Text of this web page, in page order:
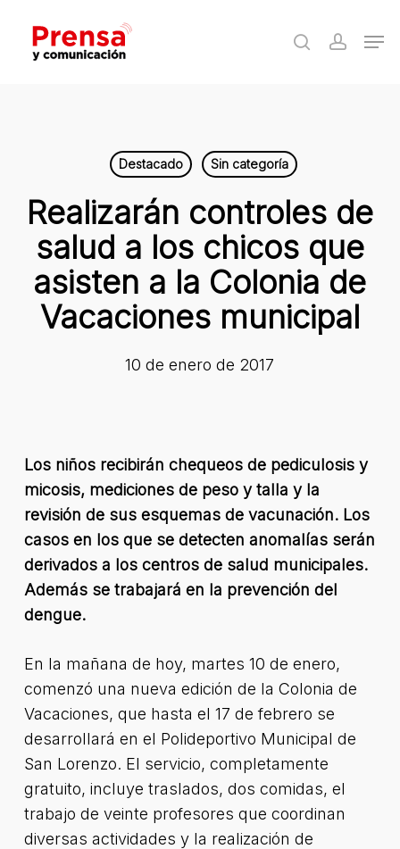
main
search
Destacado Sin categoría
Realizarán controles de
salud a los chicos que
asisten a la Colonia de
Vacaciones municipal
10 de enero de 2017
Los niños recibirán chequeos de pediculosis y
micosis, mediciones de peso y talla y la
revisión de sus esquemas de vacunación. Los
casos en los que se detecten anomalías serán
derivados a los centros de salud municipales.
Además se trabajará en la prevención del
dengue.
En la mañana de hoy, martes 10 de enero,
comenzó una nueva edición de la Colonia de
Vacaciones, que hasta el 17 de febrero se
desarrollará en el Polideportivo Municipal de
San Lorenzo. El servicio, completamente
gratuito, incluye traslados, dos comidas, el
trabajo de veinte profesores que coordinan
diversas actividades y la realización de